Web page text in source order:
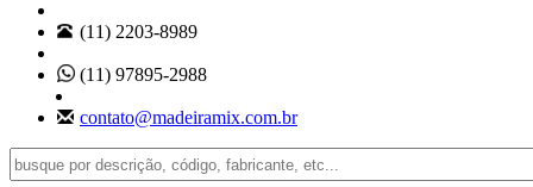
(11) 2203-8989
(11) 97895-2988
contato@madeiramix.com.br